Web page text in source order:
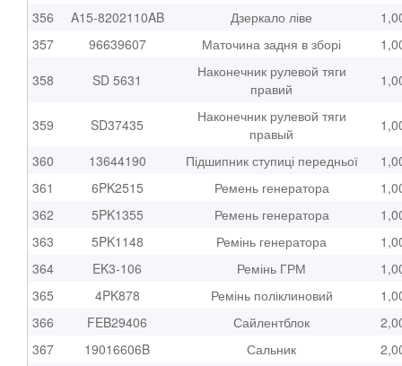
356
A15-8202110AB Дзеркало ліве
357
96639607 Маточина задня в зборі
358
SD 5631
Наконечник рулевой тяги
правий
359 SD37435
Наконечник рулевой тяги
правый
360
13644190 Підшипник ступиці передньої
361
6PK2515 Ремень генератора
362
5PK1355 Ремень генератора
363
5PK1148 Ремінь генератора
364
EK3-106 Ремінь ГРМ
365
4PK878 Ремінь поліклиновий
366
FEB29406 Сайлентблок
367
19016606B Сальник